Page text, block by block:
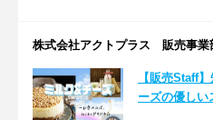
株式会社アクトプラス 販売事業
【販売Staff
ーズの優しい